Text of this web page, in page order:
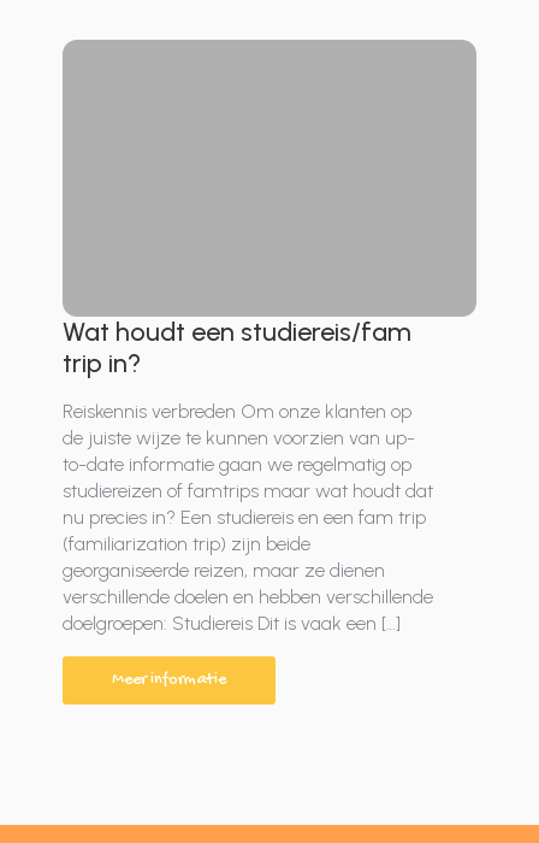
Wat houdt een studiereis/fam
trip in?
Reiskennis verbreden Om onze klanten op
de juiste wijze te kunnen voorzien van up-
to-date informatie gaan we regelmatig op
studiereizen of famtrips maar wat houdt dat
nu precies in? Een studiereis en een fam trip
(familiarization trip) zijn beide
georganiseerde reizen, maar ze dienen
verschillende doelen en hebben verschillende
doelgroepen: Studiereis Dit is vaak een […]
Meer informatie